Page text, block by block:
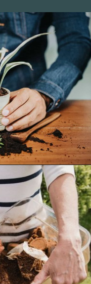
https://pflanzensache.de/welche-pflanzen-mogen-keinen-kaffeesatz/